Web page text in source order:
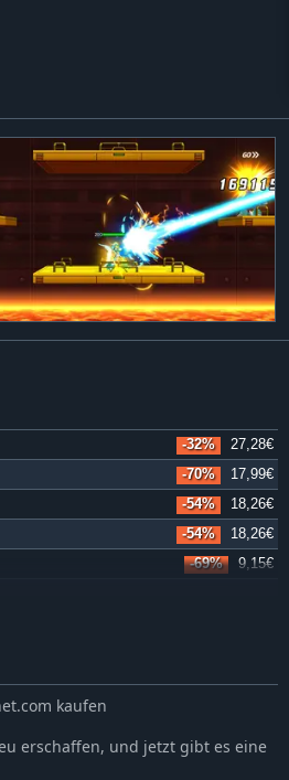
-32% 27,28€
-70% 17,99€
-54% 18,26€
-54% 18,26€
-69% 9,15€
-62% 5,63€
kaufen
erschaffen, und jetzt gibt es eine